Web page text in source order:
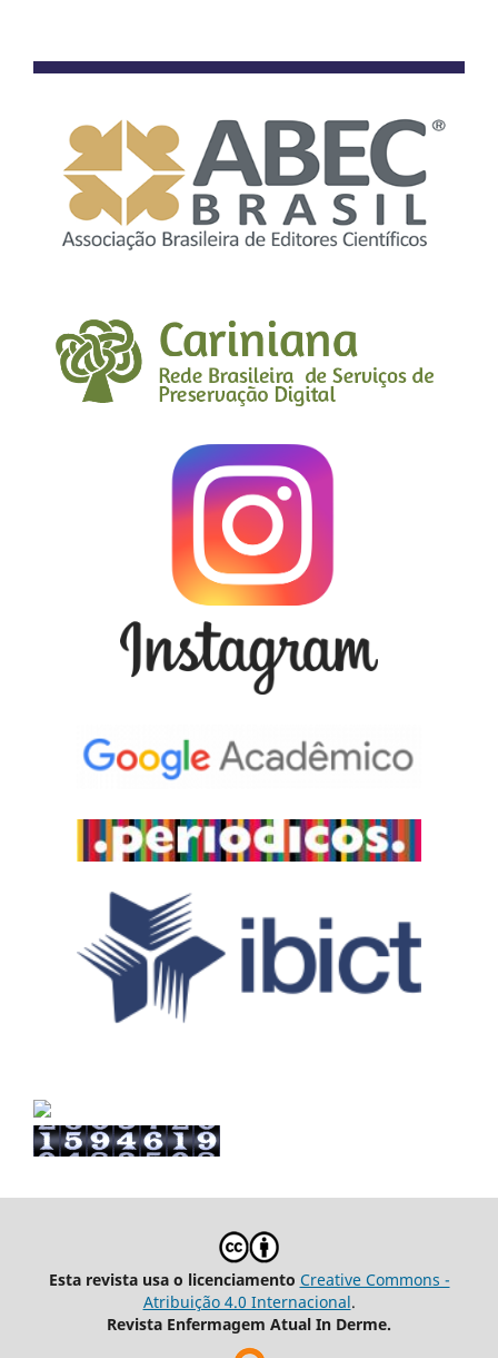
Esta revista usa o licenciamento Creative Commons -
Atribuição 4.0 Internacional.
Revista Enfermagem Atual In Derme.